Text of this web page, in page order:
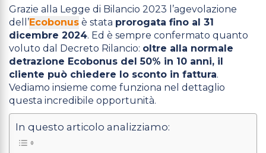
Grazie alla Legge di Bilancio 2023 l’agevolazione
dell’Ecobonus è stata prorogata fino al 31
dicembre 2024. Ed è sempre confermato quanto
voluto dal Decreto Rilancio: oltre alla normale
detrazione Ecobonus del 50% in 10 anni, il
cliente può chiedere lo sconto in fattura.
Vediamo insieme come funziona nel dettaglio
questa incredibile opportunità.
In questo articolo analizziamo: